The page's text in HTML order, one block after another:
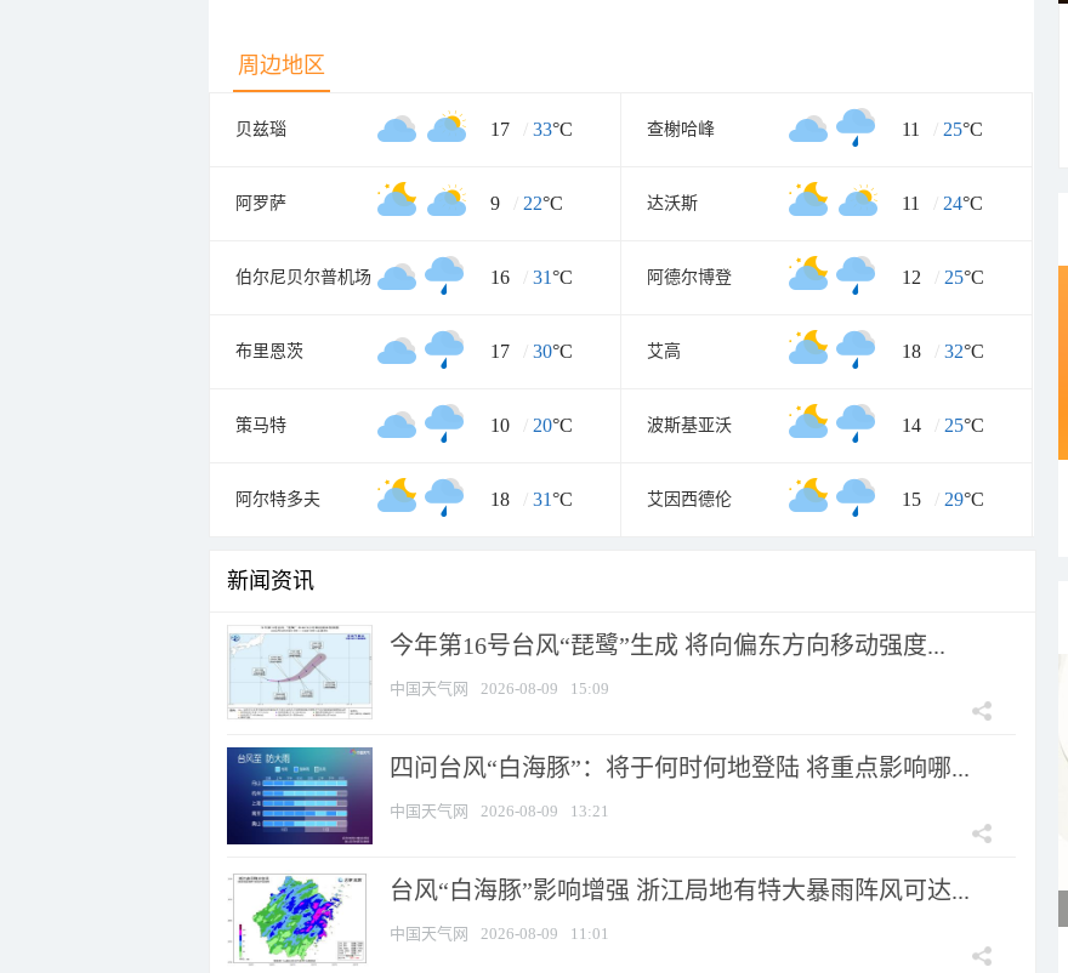
周边地区
贝兹瑙 17 / 33°C 查榭哈峰 11 / 25°C
阿罗萨 9 / 22°C 达沃斯 11 / 24°C
伯尔尼贝尔普机场 16 / 31°C 阿德尔博登 12 / 25°C
布里恩茨 17 / 30°C 艾高 18 / 32°C
策马特 10 / 20°C 波斯基亚沃 14 / 25°C
阿尔特多夫 18 / 31°C 艾因西德伦 15 / 29°C
新闻资讯
今年第16号台风“琵鹭”生成 将向偏东方向移动强度...
中国天气网 2026-08-09 15:09
四问台风“白海豚”：将于何时何地登陆 将重点影响哪...
中国天气网 2026-08-09 13:21
台风“白海豚”影响增强 浙江局地有特大暴雨阵风可达...
中国天气网 2026-08-09 11:01